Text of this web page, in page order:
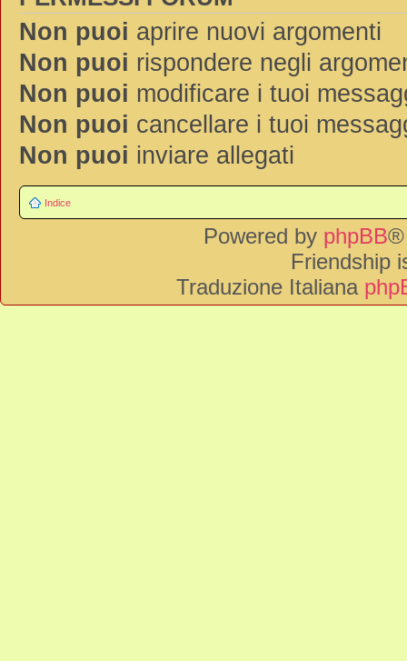
Non puoi aprire nuovi argomenti
Non puoi rispondere negli
Non puoi modificare i tuoi
Non puoi cancellare i tuoi
Non puoi inviare allegati
Indice
Powered by phpBB®
Friendship
Traduzione Italiana